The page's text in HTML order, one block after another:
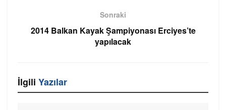
Sonraki
2014 Balkan Kayak Şampiyonası Erciyes’te
yapılacak
İlgili Yazılar